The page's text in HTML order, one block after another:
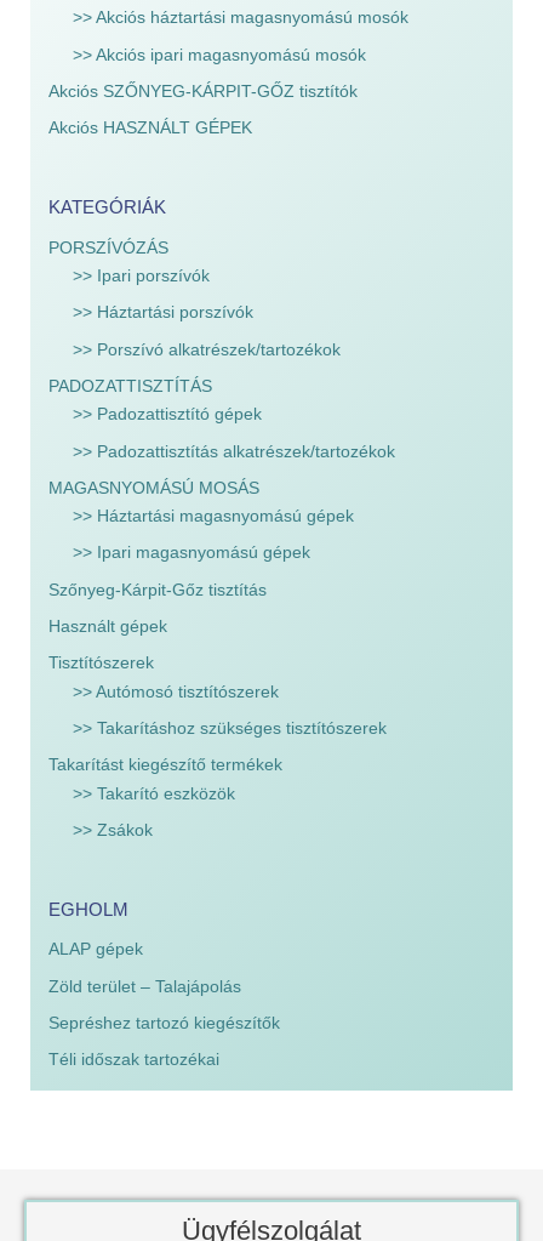
>> Akciós háztartási magasnyomású mosók
>> Akciós ipari magasnyomású mosók
Akciós SZŐNYEG-KÁRPIT-GŐZ tisztítók
Akciós HASZNÁLT GÉPEK
KATEGÓRIÁK
PORSZÍVÓZÁS
>> Ipari porszívók
>> Háztartási porszívók
>> Porszívó alkatrészek/tartozékok
PADOZATTISZTÍTÁS
>> Padozattisztító gépek
>> Padozattisztítás alkatrészek/tartozékok
MAGASNYOMÁSÚ MOSÁS
>> Háztartási magasnyomású gépek
>> Ipari magasnyomású gépek
Szőnyeg-Kárpit-Gőz tisztítás
Használt gépek
Tisztítószerek
>> Autómosó tisztítószerek
>> Takarításhoz szükséges tisztítószerek
Takarítást kiegészítő termékek
>> Takarító eszközök
>> Zsákok
EGHOLM
ALAP gépek
Zöld terület – Talajápolás
Sepréshez tartozó kiegészítők
Téli időszak tartozékai
Ügyfélszolgálat